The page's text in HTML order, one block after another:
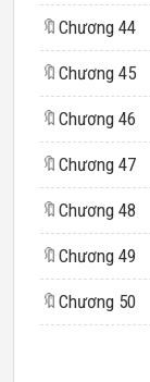
🔖 Chương 44
🔖 Chương 45
🔖 Chương 46
🔖 Chương 47
🔖 Chương 48
🔖 Chương 49
🔖 Chương 50